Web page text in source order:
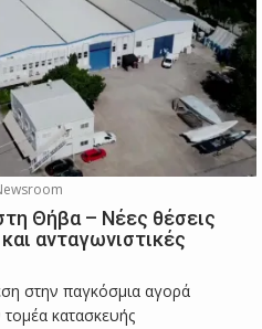
Θήβα – Νέες θέσεις
ανταγωνιστικές
στην παγκόσμια αγορά
τομέα κατασκευής